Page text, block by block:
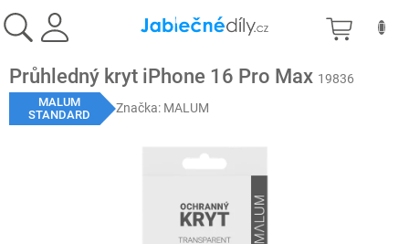
na
obsah
Průhledný kryt iPhone 16 Pro Max 19836
MALUM
STANDARD
Značka: MALUM